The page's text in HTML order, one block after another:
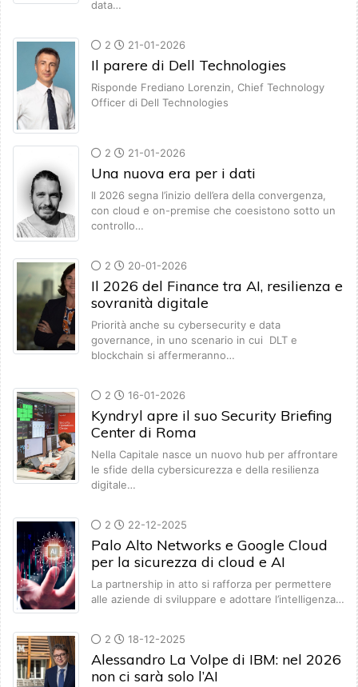
data…
2 21-01-2026
Il parere di Dell Technologies
Risponde Frediano Lorenzin, Chief Technology
Officer di Dell Technologies
2 21-01-2026
Una nuova era per i dati
Il 2026 segna l’inizio dell’era della convergenza,
con cloud e on-premise che coesistono sotto un
controllo…
2 20-01-2026
Il 2026 del Finance tra AI, resilienza e
sovranità digitale
Priorità anche su cybersecurity e data
governance, in uno scenario in cui DLT e
blockchain si affermeranno…
2 16-01-2026
Kyndryl apre il suo Security Briefing
Center di Roma
Nella Capitale nasce un nuovo hub per affrontare
le sfide della cybersicurezza e della resilienza
digitale…
2 22-12-2025
Palo Alto Networks e Google Cloud
per la sicurezza di cloud e AI
La partnership in atto si rafforza per permettere
alle aziende di sviluppare e adottare l’intelligenza…
2 18-12-2025
Alessandro La Volpe di IBM: nel 2026
non ci sarà solo l’AI